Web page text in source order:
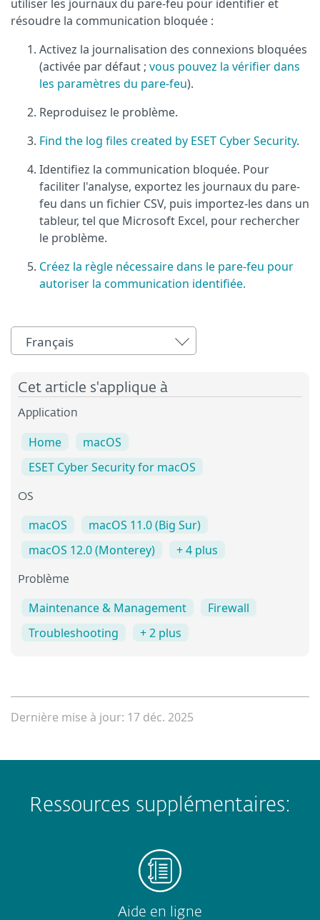
utiliser les journaux du pare-feu pour identifier et
résoudre la communication bloquée :
Activez la journalisation des connexions bloquées
(activée par défaut ; vous pouvez la vérifier dans
les paramètres du pare-feu).
Reproduisez le problème.
Find the log files created by ESET Cyber Security.
Identifiez la communication bloquée. Pour
faciliter l'analyse, exportez les journaux du pare-
feu dans un fichier CSV, puis importez-les dans un
tableur, tel que Microsoft Excel, pour rechercher
le problème.
Créez la règle nécessaire dans le pare-feu pour
autoriser la communication identifiée.
Français
Cet article s'applique à
Application
Home
macOS
ESET Cyber Security for macOS
OS
macOS
macOS 11.0 (Big Sur)
macOS 12.0 (Monterey)
+ 4 plus
Problème
Maintenance & Management
Firewall
Troubleshooting
+ 2 plus
Dernière mise à jour: 17 déc. 2025
Ressources supplémentaires:
Aide en ligne